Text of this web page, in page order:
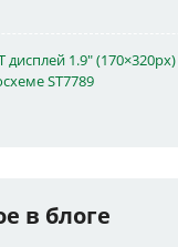
дисплей 1.9"
ST7789
в блоге